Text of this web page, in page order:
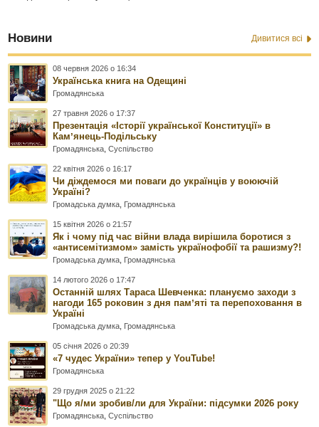
Новини Дивитися всі
08 червня 2026 о 16:34
Українська книга на Одещині
Громадянська
27 травня 2026 о 17:37
Презентація «Історії української Конституції» в
Камʼянець-Подільську
Громадянська ,Суспільство
22 квітня 2026 о 16:17
Чи діждемося ми поваги до українців у воюючій
Україні?
Громадська думка Громадянська
15 квітня 2026 о 21:57
Як і чому під час війни влада вирішила боротися з
«антисемітизмом» замість українофобії та рашизму?!
Громадська думка Громадянська
14 лютого 2026 о 17:47
Останній шлях Тараса Шевченка: плануємо заходи з
нагоди 165 роковин з дня памʼяті та перепоховання в
Україні
Громадська думка Громадянська
05 січня 2026 о 20:39
«7 чудес України» тепер у YouTube!
Громадянська
29 грудня 2025 о 21:22
"Що я/ми зробив/ли для України: підсумки 2026 року
Громадянська ,Суспільство